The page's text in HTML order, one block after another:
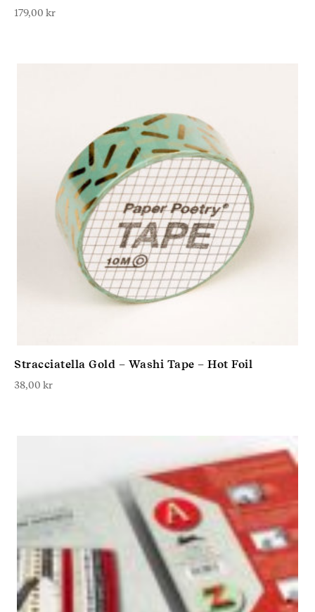
179,00 kr
Stracciatella Gold – Washi Tape – Hot Foil
38,00 kr